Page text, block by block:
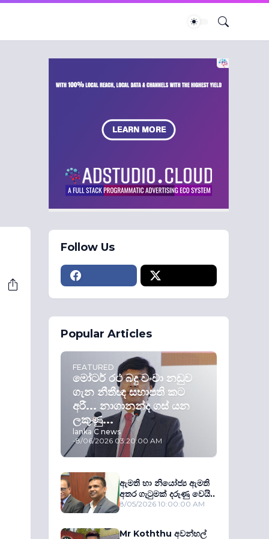
Follow Us
Popular Articles
FEATURED
මෝටර් රථ බදු වංචා නඩුව
ගැන නීතීඥ සභාපති කට
අරී... නාගානන්ද ගස් යන
ලකුණු...
lanka C news
-8/06/2026 03:20:00 AM
ඇමති හා නියෝජ්‍ය ඇමති
අතර ගැටුමක් දරුණු වෙයි..
8/05/2026 10:00:00 AM
Mr Koththu අවන්හල්